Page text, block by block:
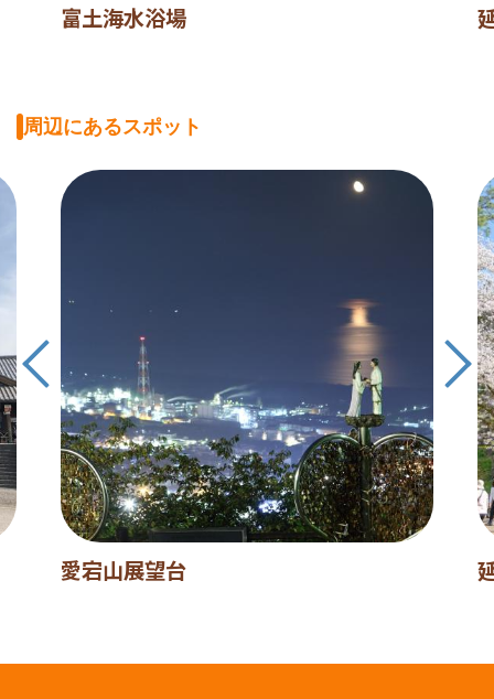
富土海水浴場
周辺にあるスポット
愛宕山展望台